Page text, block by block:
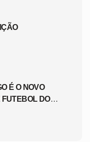
É O NOVO
FUTEBOL DO